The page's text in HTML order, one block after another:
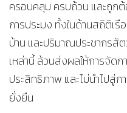
ครอบคลุม ครบถ้วน และถูก
การประมง ทั้งในด้านสถิติเ
บ้าน และปริมาณประชากรสั
เหล่านี้ ล้วนส่งผลให้การจัด
ประสิทธิภาพ และไม่นำไปสู่
ยั่งยืน